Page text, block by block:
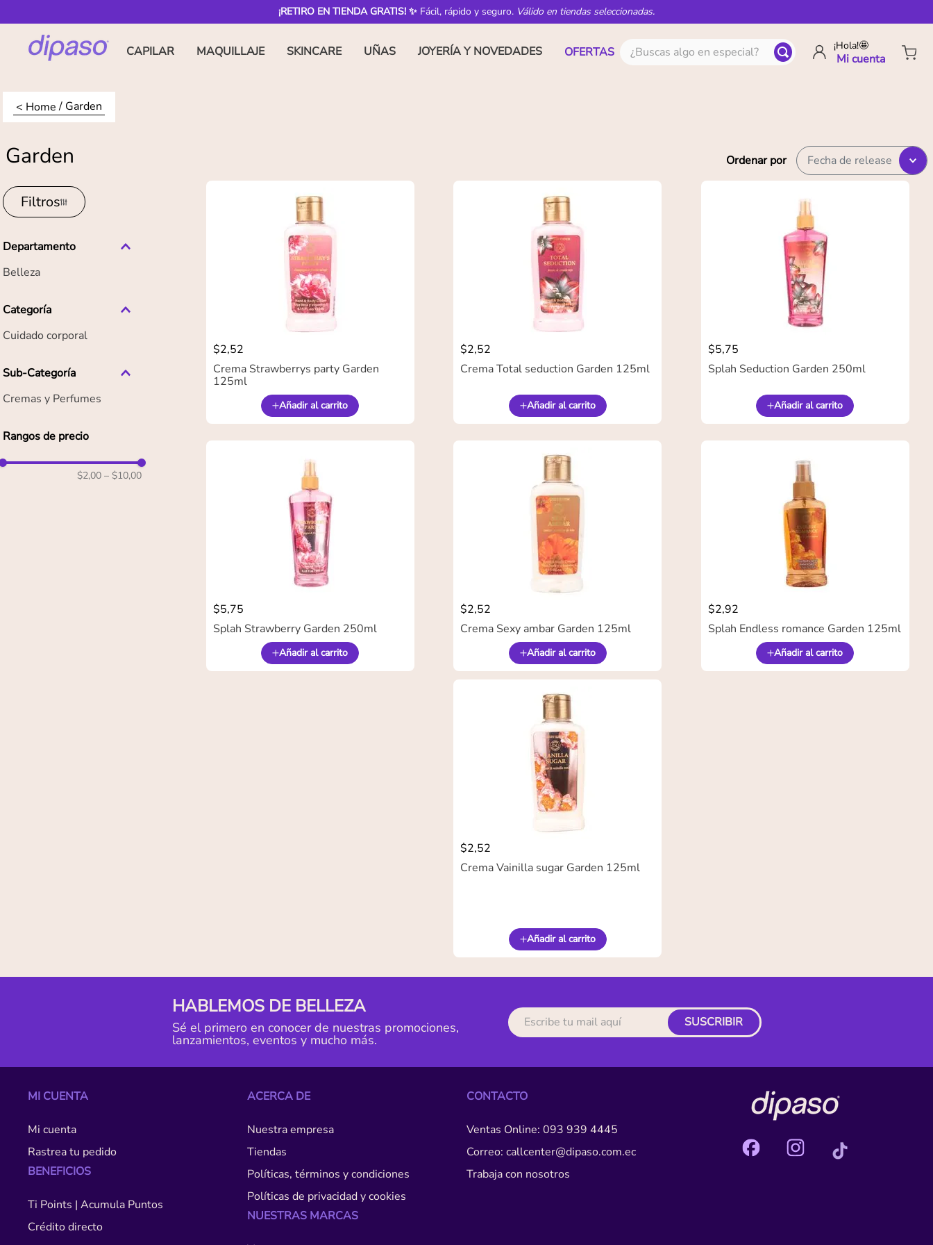
¡RETIRO EN TIENDA GRATIS! ✨ Fácil, rápido y seguro. Válido en tiendas seleccionadas.
CAPILAR MAQUILLAJE SKINCARE UÑAS JOYERÍA Y NOVEDADES OFERTAS ¿Buscas algo en especial? ¡Hola!🤩
Garden
Garden Ordenar por Fecha de release
Filtros
Departamento
Belleza
Categoría
Cuidado corporal
Sub-Categoría
Cremas y Perfumes
Rangos de precio
$2,00 – $10,00
$2,52
Crema Strawberrys party Garden
125ml
Añadir al carrito
$2,52
Crema Total seduction Garden 125ml
Añadir al carrito
$5,75
Splah Seduction Garden 250ml
Añadir al carrito
$5,75
Splah Strawberry Garden 250ml
Añadir al carrito
$2,52
Crema Sexy ambar Garden 125ml
Añadir al carrito
$2,92
Splah Endless romance Garden 125ml
Añadir al carrito
$2,52
Crema Vainilla sugar Garden 125ml
Añadir al carrito
HABLEMOS DE BELLEZA
Sé el primero en conocer de nuestras promociones,
lanzamientos, eventos y mucho más.
SUSCRIBIR
MI CUENTA
Mi cuenta
Rastrea tu pedido
BENEFICIOS
Ti Points | Acumula Puntos
Crédito directo
ACERCA DE
Nuestra empresa
Tiendas
Políticas, términos y condiciones
Políticas de privacidad y cookies
NUESTRAS MARCAS
CONTACTO
Ventas Online: 093 939 4445
Correo: callcenter@dipaso.com.ec
Trabaja con nosotros